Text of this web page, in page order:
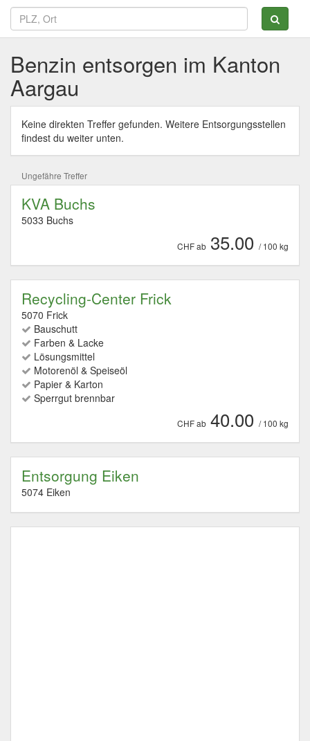
Benzin entsorgen im Kanton
Aargau
Keine direkten Treffer gefunden. Weitere Entsorgungsstellen
findest du weiter unten.
Ungefähre Treffer
KVA Buchs
5033 Buchs
CHF ab 35.00 / 100 kg
Recycling-Center Frick
5070 Frick
Bauschutt
Farben & Lacke
Lösungsmittel
Motorenöl & Speiseöl
Papier & Karton
Sperrgut brennbar
CHF ab 40.00 / 100 kg
Entsorgung Eiken
5074 Eiken